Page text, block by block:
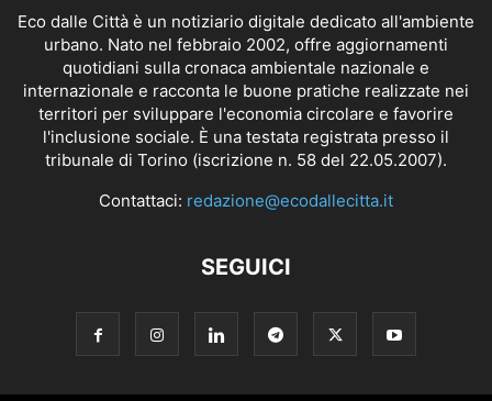
Eco dalle Città è un notiziario digitale dedicato all'ambiente
urbano. Nato nel febbraio 2002, offre aggiornamenti
quotidiani sulla cronaca ambientale nazionale e
internazionale e racconta le buone pratiche realizzate nei
territori per sviluppare l'economia circolare e favorire
l'inclusione sociale. È una testata registrata presso il
tribunale di Torino (iscrizione n. 58 del 22.05.2007).
Contattaci: redazione@ecodallecitta.it
SEGUICI